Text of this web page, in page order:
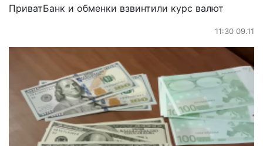
ПриватБанк и обменки взвинтили курс валют
11:30 09.11